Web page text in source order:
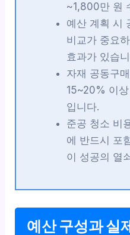
~1,800만 원
예산 계획 시
비교가 중요
효과가 있습
자재 공동구
15~20% 이
입니다.
준공 청소 비
에 반드시 포
이 성공의 열
예산 구성과 실